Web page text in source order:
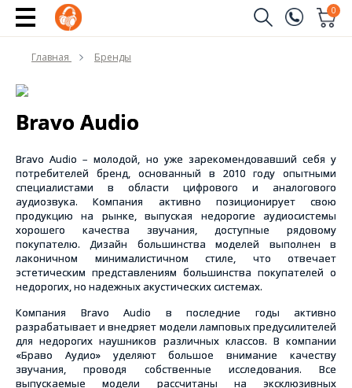
0
Имя
Телефон
Отправить
Главная Бренды
Bravo Audio
Bravo Audio – молодой, но уже зарекомендовавший себя у
потребителей бренд, основанный в 2010 году опытными
специалистами в области цифрового и аналогового
аудиозвука. Компания активно позиционирует свою
продукцию на рынке, выпуская недорогие аудиосистемы
хорошего качества звучания, доступные рядовому
покупателю. Дизайн большинства моделей выполнен в
лаконичном минималистичном стиле, что отвечает
эстетическим представлениям большинства покупателей о
недорогих, но надежных акустических системах.
Компания Bravo Audio в последние годы активно
разрабатывает и внедряет модели ламповых предусилителей
для недорогих наушников различных классов. В компании
«Браво Аудио» уделяют большое внимание качеству
звучания, проводя собственные исследования. Все
выпускаемые модели рассчитаны на эксклюзивных